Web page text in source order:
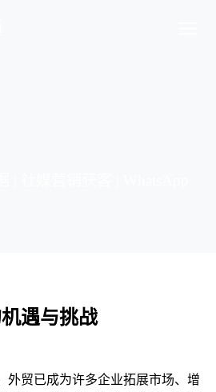
遇与挑战
外贸已成为许多企业拓展市场、增